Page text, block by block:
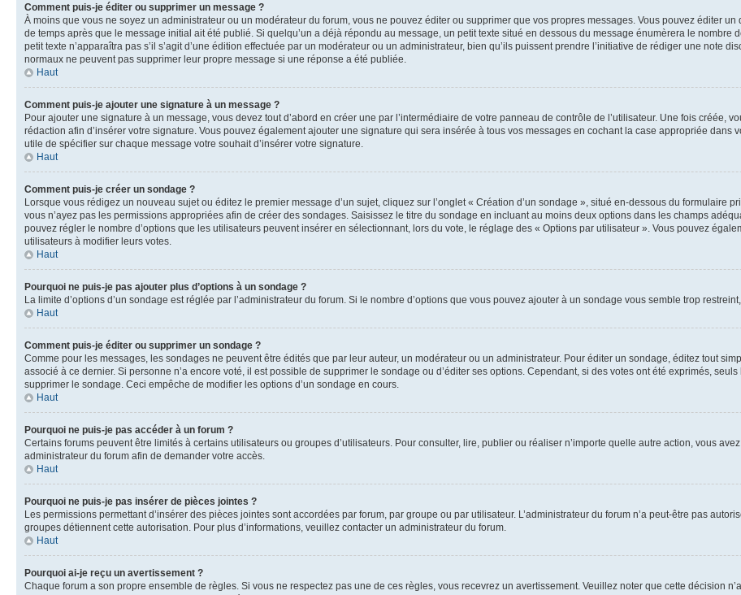
Comment puis-je éditer ou supprimer un message ?
À moins que vous ne soyez un administrateur ou un modérateur du forum, vous ne pouvez éditer ou supprimer que vos propres messages. Vous pouvez éditer
de temps après que le message initial ait été publié. Si quelqu’un a déjà répondu au message, un petit texte situé en dessous du message énumèrera le nombre
petit texte n’apparaîtra pas s’il s’agit d’une édition effectuée par un modérateur ou un administrateur, bien qu’ils puissent prendre l’initiative de rédiger une note
normaux ne peuvent pas supprimer leur propre message si une réponse a été publiée.
Haut
Comment puis-je ajouter une signature à un message ?
Pour ajouter une signature à un message, vous devez tout d’abord en créer une par l’intermédiaire de votre panneau de contrôle de l’utilisateur. Une fois créée,
rédaction afin d’insérer votre signature. Vous pouvez également ajouter une signature qui sera insérée à tous vos messages en cochant la case appropriée
utile de spécifier sur chaque message votre souhait d’insérer votre signature.
Haut
Comment puis-je créer un sondage ?
Lorsque vous rédigez un nouveau sujet ou éditez le premier message d’un sujet, cliquez sur l’onglet « Création d’un sondage », situé en-dessous du formulaire
vous n’ayez pas les permissions appropriées afin de créer des sondages. Saisissez le titre du sondage en incluant au moins deux options dans les champs
pouvez régler le nombre d’options que les utilisateurs peuvent insérer en sélectionnant, lors du vote, le réglage des « Options par utilisateur ». Vous pouvez
utilisateurs à modifier leurs votes.
Haut
Pourquoi ne puis-je pas ajouter plus d’options à un sondage ?
La limite d’options d’un sondage est réglée par l’administrateur du forum. Si le nombre d’options que vous pouvez ajouter à un sondage vous semble trop
Haut
Comment puis-je éditer ou supprimer un sondage ?
Comme pour les messages, les sondages ne peuvent être édités que par leur auteur, un modérateur ou un administrateur. Pour éditer un sondage, éditez tout
associé à ce dernier. Si personne n’a encore voté, il est possible de supprimer le sondage ou d’éditer ses options. Cependant, si des votes ont été exprimés,
supprimer le sondage. Ceci empêche de modifier les options d’un sondage en cours.
Haut
Pourquoi ne puis-je pas accéder à un forum ?
Certains forums peuvent être limités à certains utilisateurs ou groupes d’utilisateurs. Pour consulter, lire, publier ou réaliser n’importe quelle autre action, vous
administrateur du forum afin de demander votre accès.
Haut
Pourquoi ne puis-je pas insérer de pièces jointes ?
Les permissions permettant d’insérer des pièces jointes sont accordées par forum, par groupe ou par utilisateur. L’administrateur du forum n’a peut-être pas
groupes détiennent cette autorisation. Pour plus d’informations, veuillez contacter un administrateur du forum.
Haut
Pourquoi ai-je reçu un avertissement ?
Chaque forum a son propre ensemble de règles. Si vous ne respectez pas une de ces règles, vous recevrez un avertissement. Veuillez noter que cette décision